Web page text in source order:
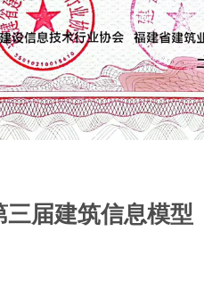
三届建筑信息模